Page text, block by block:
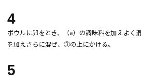
4
ボウルに卵をとき、（a）の調味料を加えよく
を加えさらに混ぜ、③の上にかける。
5